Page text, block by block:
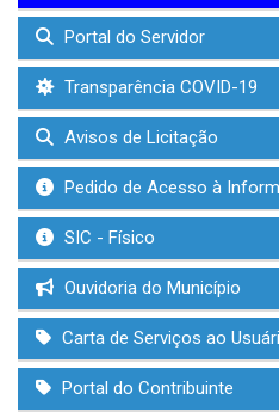
Portal do Servidor
Transparência COVID-19
Avisos de Licitação
Pedido de Acesso à
SIC - Físico
Ouvidoria do Município
Carta de Serviços ao
Portal do Contribuinte